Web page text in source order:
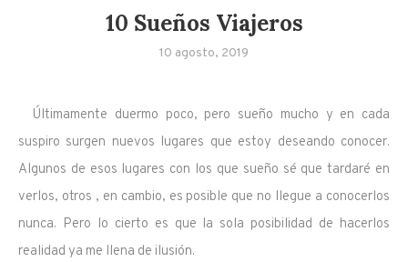
10 Sueños Viajeros
10 agosto, 2019
Últimamente duermo poco, pero sueño mucho y en cada
suspiro surgen nuevos lugares que estoy deseando conocer.
Algunos de esos lugares con los que sueño sé que tardaré en
verlos, otros , en cambio, es posible que no llegue a conocerlos
nunca. Pero lo cierto es que la sola posibilidad de hacerlos
realidad ya me llena de ilusión.